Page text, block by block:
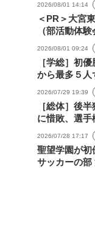
2026/08/01 14:14
＜PR＞大宮
（部活動体
2026/08/01 09:24
［学総］初
から最多５人
2026/07/29 19:39
［総体］後
に惜敗、選手
2026/07/28 17:17
聖望学園が初
サッカーの部